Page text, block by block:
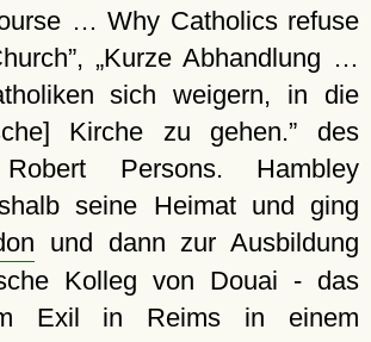
… Why Catholics refuse
, Kurze Abhandlung …
sich weigern, in die
Kirche zu gehen.
des
Persons. Hambley
seine Heimat und ging
und dann zur Ausbildung
Kolleg von Douai - das
Exil in Reims in einem